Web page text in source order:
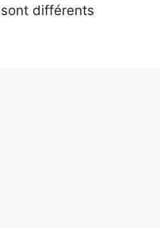
sont différents